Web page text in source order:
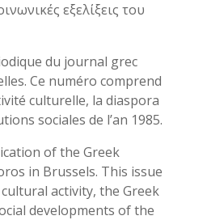
εξελίξεις του
du journal grec
Ce numéro comprend
culturelle, la diaspora
sociales de l’an 1985.
of the Greek
in Brussels. This issue
activity, the Greek
developments of the